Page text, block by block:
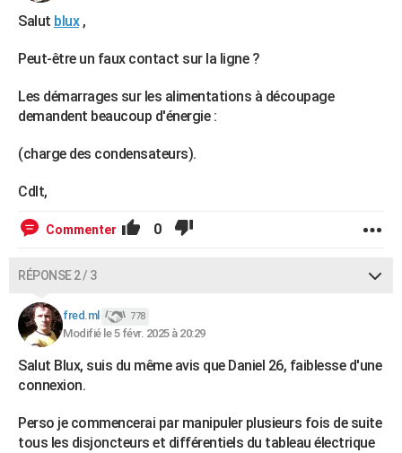
Salut blux,
Peut-être un faux contact sur la ligne ?
Les démarrages sur les alimentations à découpage
demandent beaucoup d'énergie :
(charge des condensateurs).
Cdlt,
Commenter 0
RÉPONSE 2 / 3
fred.ml 778
Modifié le 5 févr. 2025 à 20:29
Salut Blux, suis du même avis que Daniel 26, faiblesse d'une
connexion.
Perso je commencerai par manipuler plusieurs fois de suite
tous les disjoncteurs et différentiels du tableau électrique